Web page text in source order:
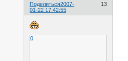
Поделиться 13
2007-
01-22 17:42:55
0